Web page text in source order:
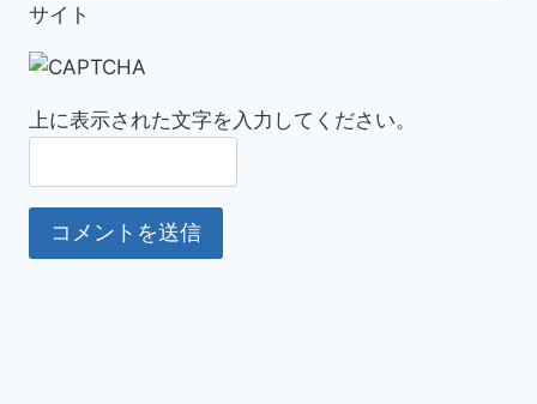
サイト
上に表示された文字を入力してください。